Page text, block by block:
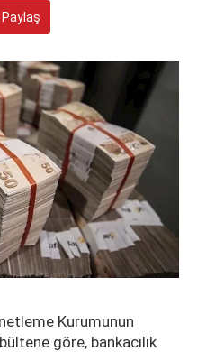
Paylaş
Kurumunun
göre, bankacılık